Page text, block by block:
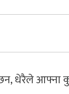
धेरैले आफ्ना